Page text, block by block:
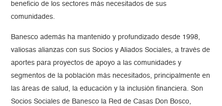
beneficio de los sectores más necesitados de sus
comunidades.
Banesco además ha mantenido y profundizado desde 1998,
valiosas alianzas con sus Socios y Aliados Sociales, a través de
aportes para proyectos de apoyo a las comunidades y
segmentos de la población más necesitados, principalmente en
las áreas de salud, la educación y la inclusión financiera. Son
Socios Sociales de Banesco la Red de Casas Don Bosco,